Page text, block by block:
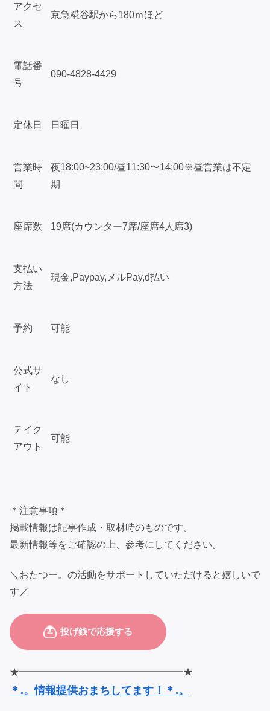
アクセ
ス
京急糀谷駅から180ｍほど
電話番
号
090-4828-4429
定休日 日曜日
営業時
間
夜18:00~23:00/昼11:30〜14:00※昼営業は不定
期
座席数 19席(カウンター7席/座席4人席3)
支払い
方法
現金,Paypay,メルPay,d払い
予約 可能
公式サ
イト
なし
テイク
アウト
可能
＊注意事項＊
掲載情報は記事作成・取材時のものです。
最新情報等をご確認の上、参考にしてください。
＼おたつー。の活動をサポートしていただけると嬉しいで
す／
★━━━━━━━━━━━━━━━━━★
＊.。情報提供おまちしてます！＊.。